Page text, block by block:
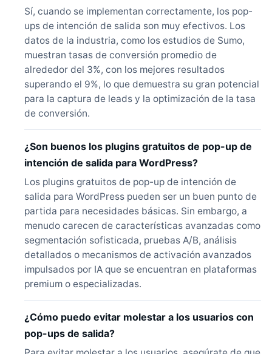
Sí, cuando se implementan correctamente, los pop-
ups de intención de salida son muy efectivos. Los
datos de la industria, como los estudios de Sumo,
muestran tasas de conversión promedio de
alrededor del 3%, con los mejores resultados
superando el 9%, lo que demuestra su gran potencial
para la captura de leads y la optimización de la tasa
de conversión.
¿Son buenos los plugins gratuitos de pop-up de
intención de salida para WordPress?
Los plugins gratuitos de pop-up de intención de
salida para WordPress pueden ser un buen punto de
partida para necesidades básicas. Sin embargo, a
menudo carecen de características avanzadas como
segmentación sofisticada, pruebas A/B, análisis
detallados o mecanismos de activación avanzados
impulsados por IA que se encuentran en plataformas
premium o especializadas.
¿Cómo puedo evitar molestar a los usuarios con
pop-ups de salida?